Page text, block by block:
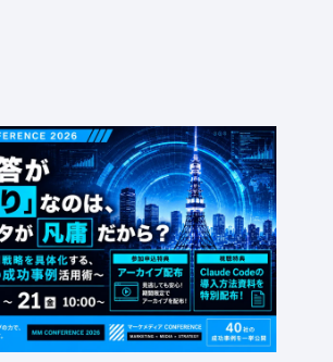
08.18 火 10:00 -
08.21 金 16:00
ンス】AIの回答が「ありきたり」
データが凡庸だから？ 〜AIを覚
略を具体化する、最前線40社の